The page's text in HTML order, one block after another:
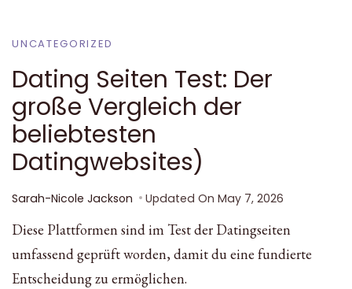
UNCATEGORIZED
Dating Seiten Test: Der
große Vergleich der
beliebtesten
Datingwebsites)
Sarah-Nicole Jackson Updated On May 7, 2026
Diese Plattformen sind im Test der Datingseiten
umfassend geprüft worden, damit du eine fundierte
Entscheidung zu ermöglichen.